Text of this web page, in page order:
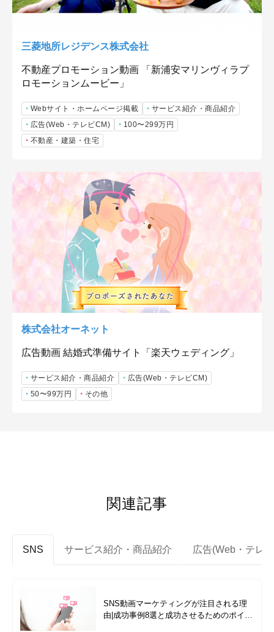
三菱地所レジデンス株式会社
不動産プロモーション動画 「新浦安マリンヴィラプ
ロモーションムービー」
Webサイト・ホームページ掲載
サービス紹介・商品紹介
広告(Web・テレビCM)
100〜299万円
不動産・建築・住宅
株式会社オーネット
広告動画 結婚式準備サイト「楽天ウェディング」
サービス紹介・商品紹介
広告(Web・テレビCM)
50〜99万円
その他
関連記事
SNS サービス紹介・商品紹介 広告(Web・テレ
SNS動画マーケティングが注目される理
由|成功事例8選と成功させるためのポイン